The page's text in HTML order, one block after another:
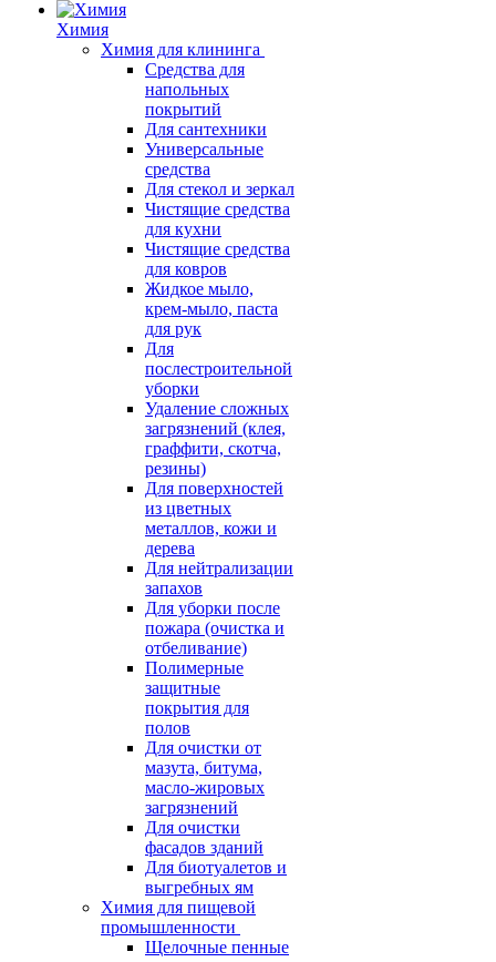
Химия
Химия для клининга
Средства для
напольных
покрытий
Для сантехники
Универсальные
средства
Для стекол и зеркал
Чистящие средства
для кухни
Чистящие средства
для ковров
Жидкое мыло,
крем-мыло, паста
для рук
Для
послестроительной
уборки
Удаление сложных
загрязнений (клея,
граффити, скотча,
резины)
Для поверхностей
из цветных
металлов, кожи и
дерева
Для нейтрализации
запахов
Для уборки после
пожара (очистка и
отбеливание)
Полимерные
защитные
покрытия для
полов
Для очистки от
мазута, битума,
масло-жировых
загрязнений
Для очистки
фасадов зданий
Для биотуалетов и
выгребных ям
Химия для пищевой
промышленности
Щелочные пенные